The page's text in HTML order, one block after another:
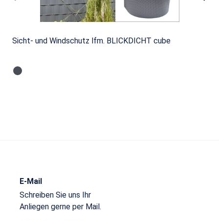
Sicht- und Windschutz lfm. BLICKDICHT cube
E-Mail
Schreiben Sie uns Ihr
Anliegen gerne per Mail.